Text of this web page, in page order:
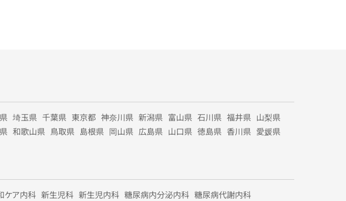
埼玉県 千葉県 東京都 神奈川県 新潟県 富山県 石川県 福井県 山梨県
和歌山県 鳥取県 島根県 岡山県 広島県 山口県 徳島県 香川県 愛媛県
ケア内科 新生児科 新生児内科 糖尿病内分泌内科 糖尿病代謝内科